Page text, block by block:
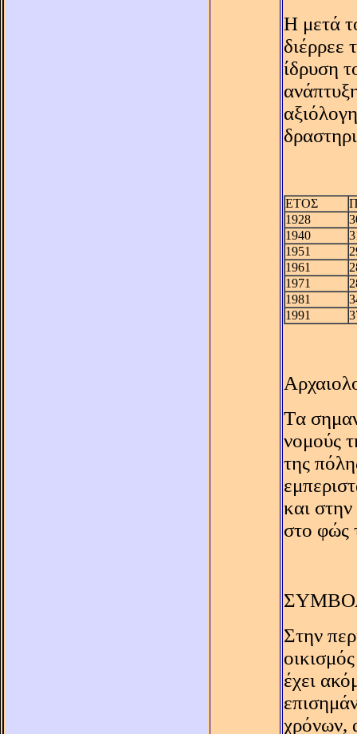
H μετά
διέρρεε
ίδρυση
ΕΤΟΣ
1928
1940
1951
1961
1971
1981
1991
Tα
νομούς
της
και
στο φώς
Στην
έχει
χρόνων,